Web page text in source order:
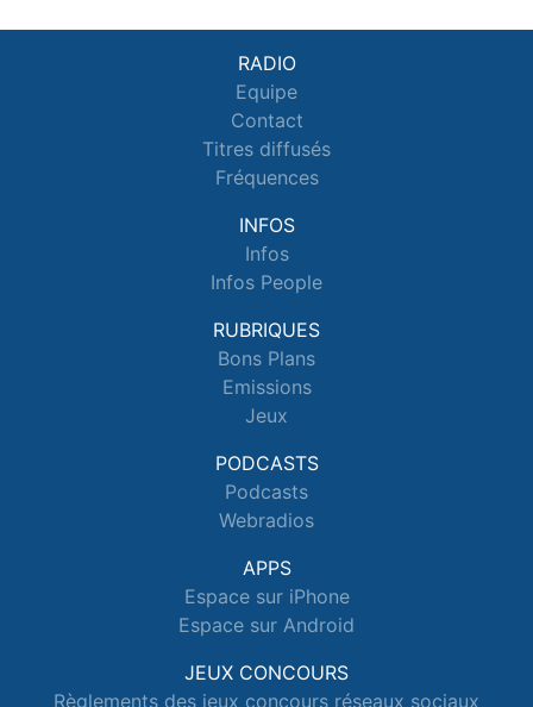
RADIO
Equipe
Contact
Titres diffusés
Fréquences
INFOS
Infos
Infos People
RUBRIQUES
Bons Plans
Emissions
Jeux
PODCASTS
Podcasts
Webradios
APPS
Espace sur iPhone
Espace sur Android
JEUX CONCOURS
Règlements des jeux concours réseaux sociaux